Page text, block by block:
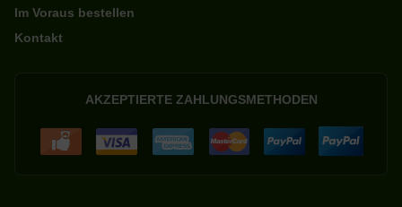
Im Voraus bestellen
Kontakt
AKZEPTIERTE ZAHLUNGSMETHODEN